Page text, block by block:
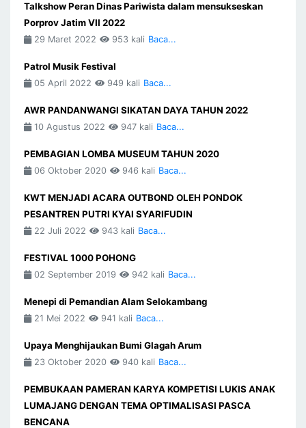
Talkshow Peran Dinas Pariwista dalam mensukseskan
Porprov Jatim VII 2022
29 Maret 2022 953 kali Baca...
Patrol Musik Festival
05 April 2022 949 kali Baca...
AWR PANDANWANGI SIKATAN DAYA TAHUN 2022
10 Agustus 2022 947 kali Baca...
PEMBAGIAN LOMBA MUSEUM TAHUN 2020
06 Oktober 2020 946 kali Baca...
KWT MENJADI ACARA OUTBOND OLEH PONDOK
PESANTREN PUTRI KYAI SYARIFUDIN
22 Juli 2022 943 kali Baca...
FESTIVAL 1000 POHONG
02 September 2019 942 kali Baca...
Menepi di Pemandian Alam Selokambang
21 Mei 2022 941 kali Baca...
Upaya Menghijaukan Bumi Glagah Arum
23 Oktober 2020 940 kali Baca...
PEMBUKAAN PAMERAN KARYA KOMPETISI LUKIS ANAK
LUMAJANG DENGAN TEMA OPTIMALISASI PASCA
BENCANA